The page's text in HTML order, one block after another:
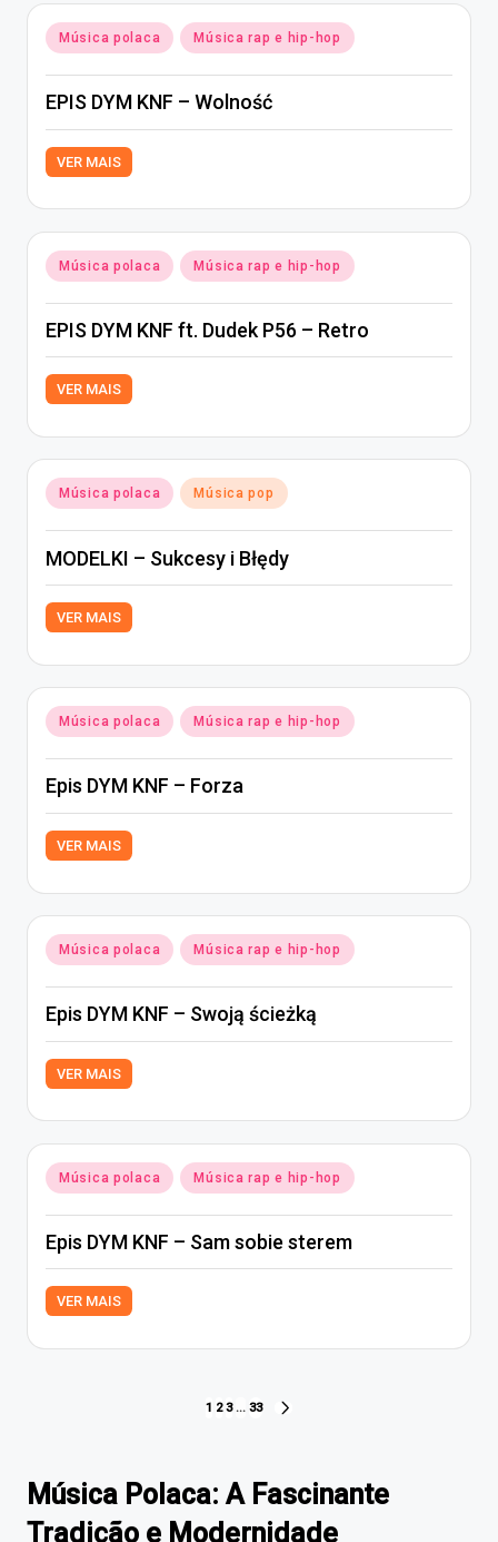
Posted
in
Música polaca Música rap e hip-hop
EPIS DYM KNF – Wolność
VER MAIS
Posted
in
Música polaca Música rap e hip-hop
EPIS DYM KNF ft. Dudek P56 – Retro
VER MAIS
Posted
in
Música polaca Música pop
MODELKI – Sukcesy i Błędy
VER MAIS
Posted
in
Música polaca Música rap e hip-hop
Epis DYM KNF – Forza
VER MAIS
Posted
in
Música polaca Música rap e hip-hop
Epis DYM KNF – Swoją ścieżką
VER MAIS
Posted
in
Música polaca Música rap e hip-hop
Epis DYM KNF – Sam sobie sterem
VER MAIS
conteúdos
1 2 3 … 33
Música Polaca: A Fascinante
Tradição e Modernidade